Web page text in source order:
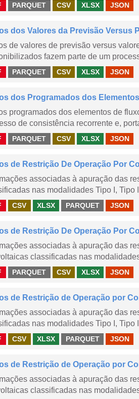
PARQUET CSV XLSX JSON
dos Valores da Previsão Versus
de valores de previsão versus
fazem parte de um
PARQUET CSV XLSX JSON
dos Programados dos
programados dos elementos de
de consistência recorrente e,
PARQUET CSV XLSX JSON
de Restrição De Operação Por
associadas à apuração das
nas modalidades Tipo I, Tipo
CSV XLSX PARQUET JSON
de Restrição De Operação Por
associadas à apuração das
classificadas nas
PARQUET CSV XLSX JSON
de Restrição de Operação por
associadas à apuração das
nas modalidades Tipo I, Tipo
CSV XLSX PARQUET JSON
de Restrição de Operação por
associadas à apuração das
classificadas nas